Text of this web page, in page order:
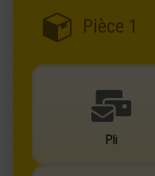
Pièce 1
Pli